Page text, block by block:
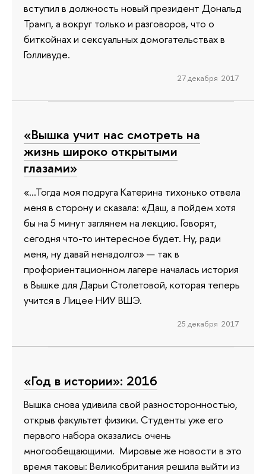
вступил в должность новый президент Дональд
Трамп, а вокруг только и разговоров, что о
биткойнах и сексуальных домогательствах в
Голливуде.
27 декабря 2017
«Вышка учит нас смотреть на
жизнь широко открытыми
глазами»
«…Тогда моя подруга Катерина тихонько отвела
меня в сторону и сказала: «Даш, а пойдем хотя
бы на 5 минут заглянем на лекцию. Говорят,
сегодня что-то интересное будет. Ну, ради
меня, ну давай ненадолго» — так в
профориентационном лагере началась история
в Вышке для Дарьи Столетовой, которая теперь
учится в Лицее НИУ ВШЭ.
25 декабря 2017
«Год в истории»: 2016
Вышка снова удивила свой разносторонностью,
открыв факультет физики. Студенты уже его
первого набора оказались очень
многообещающими. Мировые же новости в это
время таковы: Великобритания решила выйти из